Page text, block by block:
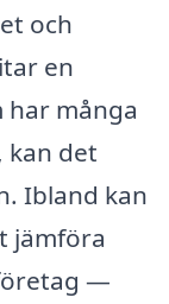
och
en
har många
kan det
Ibland kan
jämföra
—